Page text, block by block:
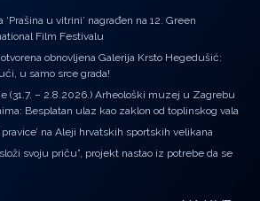
‘Prašina u vitrini’ nagrađen na 12. Green
Film Festivalu
obnovljena Galerija Krsto Hegedušić:
u samo srce grada!
(31.7. – 2.8.2026.) Arheološki muzej u Zagrebu
Besplatan ulaz kao zaklon od toplinskog vala
na Aleji hrvatskih sportskih velikana
svoju priču”, projekt nastao iz potrebe da se